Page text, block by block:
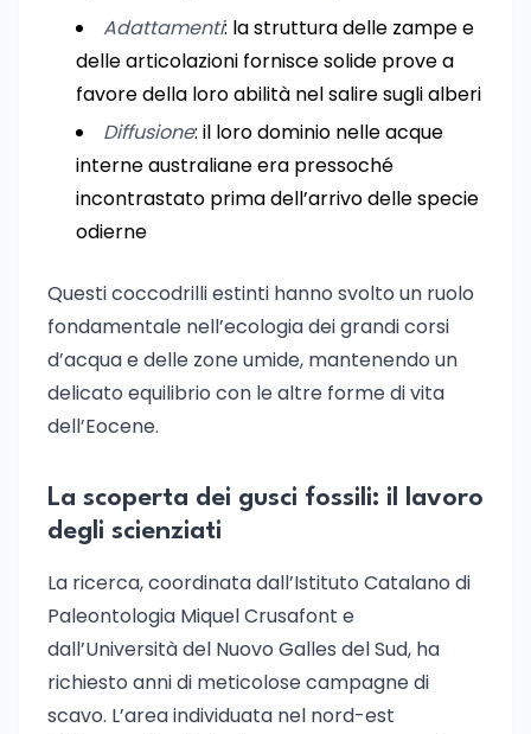
Adattamenti: la struttura delle zampe e
delle articolazioni fornisce solide prove a
favore della loro abilità nel salire sugli alberi
Diffusione: il loro dominio nelle acque
interne australiane era pressoché
incontrastato prima dell’arrivo delle specie
odierne
Questi coccodrilli estinti hanno svolto un ruolo
fondamentale nell’ecologia dei grandi corsi
d’acqua e delle zone umide, mantenendo un
delicato equilibrio con le altre forme di vita
dell’Eocene.
La scoperta dei gusci fossili: il lavoro
degli scienziati
La ricerca, coordinata dall’Istituto Catalano di
Paleontologia Miquel Crusafont e
dall’Università del Nuovo Galles del Sud, ha
richiesto anni di meticolose campagne di
scavo. L’area individuata nel nord-est